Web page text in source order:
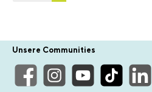
Unsere Communities